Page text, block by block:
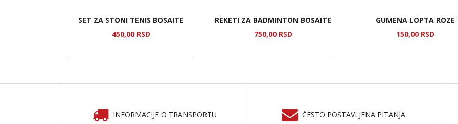
SET ZA STONI TENIS BOSAITE
450,00 RSD
REKETI ZA BADMINTON BOSAITE
750,00 RSD
GUMENA LOPTA ROZE
150,00 RSD
INFORMACIJE O TRANSPORTU ČESTO POSTAVLJENA PITANJA